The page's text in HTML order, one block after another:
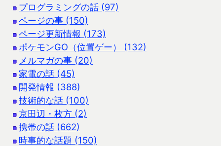
プログラミングの話 (97)
ページの事 (150)
ページ更新情報 (173)
ポケモンGO（位置ゲー） (132)
メルマガの事 (20)
家電の話 (45)
開発情報 (388)
技術的な話 (100)
京田辺・枚方 (2)
携帯の話 (662)
時事的な話題 (150)